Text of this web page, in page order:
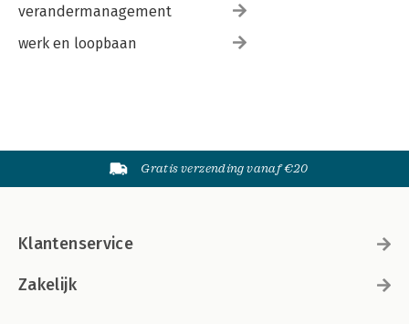
verandermanagement
werk en loopbaan
Gratis verzending vanaf €20
Klantenservice
Zakelijk